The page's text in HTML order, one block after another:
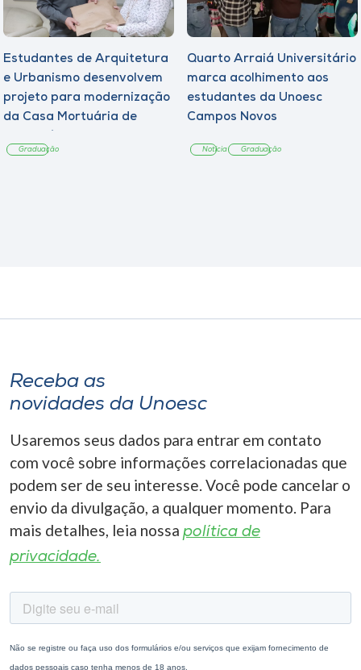
Estudantes de Arquitetura
e Urbanismo desenvolvem
projeto para modernização
da Casa Mortuária de
Graduação
Quarto Arraiá Universitário
marca acolhimento aos
estudantes da Unoesc
Campos Novos
Notícia Graduação
Receba as
novidades da Unoesc
Usaremos seus dados para entrar em contato
com você sobre informações correlacionadas que
podem ser de seu interesse. Você pode cancelar o
envio da divulgação, a qualquer momento. Para
mais detalhes, leia nossa política de
privacidade.